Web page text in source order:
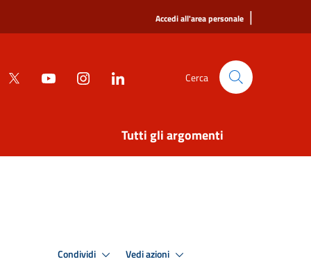
Accedi all'area personale |
Cerca
Tutti gli argomenti
Condividi Vedi azioni